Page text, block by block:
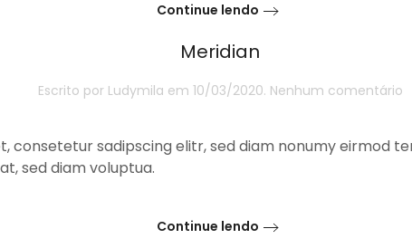
Continue lendo
Meridian
Escrito por Ludymila em 10/03/2020. Nenhum comentário
consetetur sadipscing elitr, sed diam nonumy eirmod
sed diam voluptua.
Continue lendo